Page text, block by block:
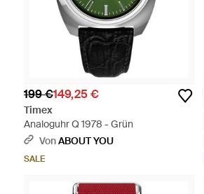
199 €149,25 €
Timex
Analoguhr Q 1978 - Grün
VonABOUT YOU
SALE